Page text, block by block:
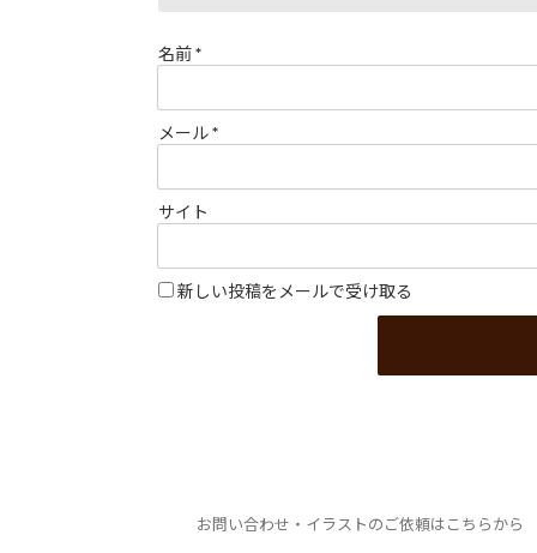
名前*
メール*
サイト
新しい投稿をメールで受け取る
お問い合わせ・イラストのご依頼はこちらから